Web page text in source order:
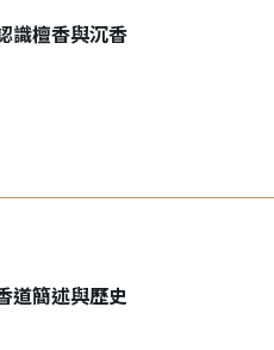
識檀香與沉香
道簡述與歷史